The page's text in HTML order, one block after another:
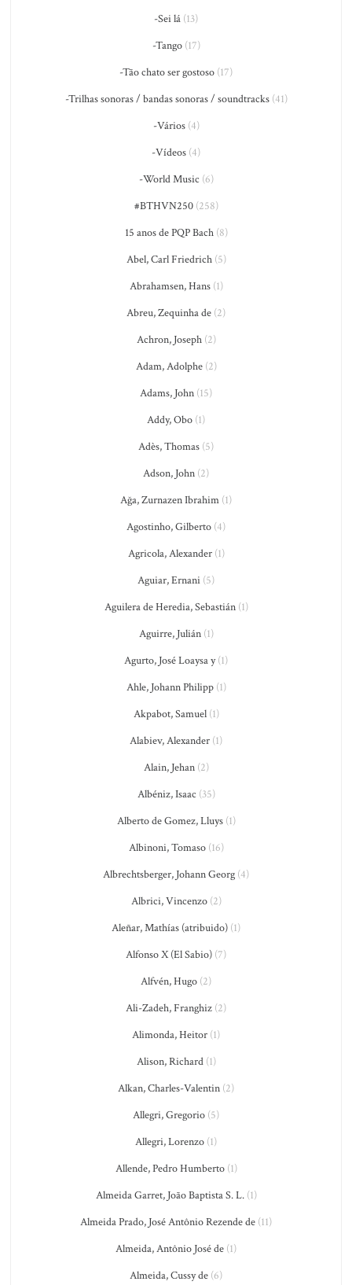
-Sei lá (13)
-Tango(17)
-Tão chato ser gostoso (17)
-Trilhas sonoras / bandas sonoras / soundtracks(41)
-Vários(4)
-Vídeos (4)
-World Music (6)
#BTHVN250(258)
15 anos de PQP Bach(8)
Abel, Carl Friedrich(5)
Abrahamsen, Hans(1)
Abreu, Zequinha de (2)
Achron, Joseph(2)
Adam, Adolphe(2)
Adams, John (15)
Addy, Obo (1)
Adès, Thomas (5)
Adson, John (2)
Ağa, Zurnazen Ibrahim (1)
Agostinho, Gilberto (4)
Agricola, Alexander(1)
Aguiar, Ernani (5)
Aguilera de Heredia, Sebastián(1)
Aguirre, Julián(1)
Agurto, José Loaysa y(1)
Ahle, Johann Philipp(1)
Akpabot, Samuel(1)
Alabiev, Alexander (1)
Alain, Jehan(2)
Albéniz, Isaac (35)
Alberto de Gomez, Lluys(1)
Albinoni, Tomaso(16)
Albrechtsberger, Johann Georg (4)
Albrici, Vincenzo(2)
Aleñar, Mathías (atribuido) (1)
Alfonso X (El Sabio) (7)
Alfvén, Hugo (2)
Ali-Zadeh, Franghiz (2)
Alimonda, Heitor (1)
Alison, Richard(1)
Alkan, Charles-Valentin (2)
Allegri, Gregorio (5)
Allegri, Lorenzo (1)
Allende, Pedro Humberto(1)
Almeida Garret, João Baptista S. L.(1)
Almeida Prado, José Antônio Rezende de (11)
Almeida, Antônio José de (1)
Almeida, Cussy de (6)